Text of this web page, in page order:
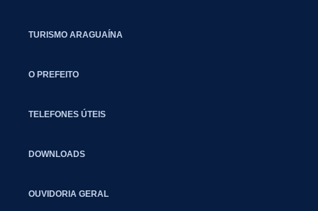
TURISMO ARAGUAÍNA
O PREFEITO
TELEFONES ÚTEIS
DOWNLOADS
OUVIDORIA GERAL